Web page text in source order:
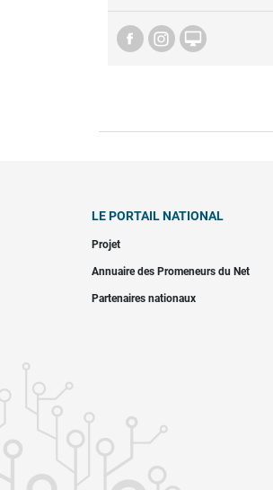

LE PORTAIL NATIONAL
Projet
Annuaire des Promeneurs du Net
Partenaires nationaux